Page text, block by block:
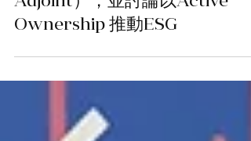
Anthony Gloor （Director
Adjoint），並討論以Active
Ownership 推動ESG